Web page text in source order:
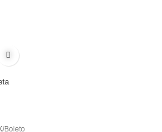
Adicionar à lista de desejos
Boleto